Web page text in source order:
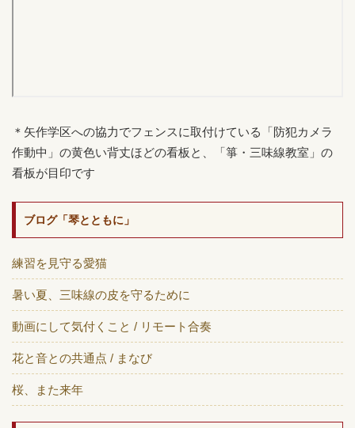
＊矢作学区への協力でフェンスに取付けている「防犯カメラ
作動中」の黄色い背丈ほどの看板と、「箏・三味線教室」の
看板が目印です
ブログ「琴とともに」
練習を見守る愛猫
暑い夏、三味線の皮を守るために
動画にして気付くこと / リモート合奏
花と音との共通点 / まなび
桜、また来年